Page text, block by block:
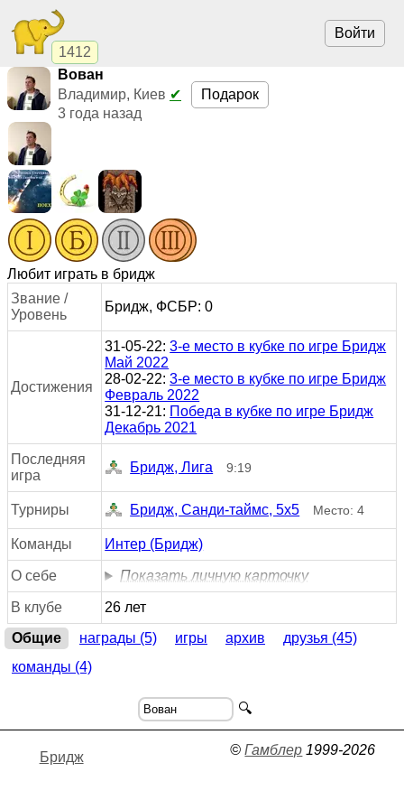
1412
Войти
Вован
Владимир, Киев ✔
3 года назад
Подарок
Любит играть в бридж
Звание /
Уровень
Бридж, ФСБР: 0
Достижения
31-05-22:3-е место в кубке по игре Бридж
Май 2022
28-02-22:3-е место в кубке по игре Бридж
Февраль 2022
31-12-21: Победа в кубке по игре Бридж
Декабрь 2021
Последняя
игра
Бридж, Лига 9:19
Турниры Бридж, Санди-таймс, 5х5 Место: 4
Команды Интер (Бридж)
О себе Показать личную карточку
В клубе
26 лет
Общие
награды (5) игры архив
друзья (45)
команды (4)
🔍
Бридж ©Гамблер 1999-2026